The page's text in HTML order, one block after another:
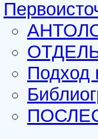
Подход